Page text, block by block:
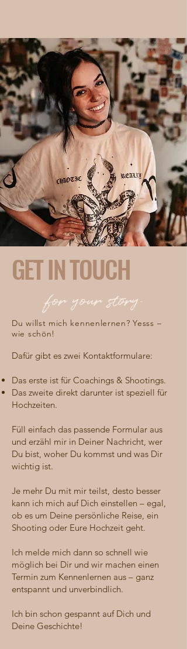
GET IN TOUCH
for your story
Du willst mich kennenlernen?Yesss –
wie schön!
Dafür gibt es zwei Kontaktformulare:
Das erste ist für Coachings & Shootings.
Das zweite direkt darunter ist speziell für
Hochzeiten.
Füll einfach das passende Formular aus
und erzähl mir in Deiner Nachricht, wer
Du bist, woher Du kommst und was Dir
wichtig ist.
Je mehr Du mit mir teilst, desto besser
kann ich mich auf Dich einstellen – egal,
ob es um Deine persönliche Reise, ein
Shooting oder Eure Hochzeit geht.
Ich melde mich dann so schnell wie
möglich bei Dir und wir machen einen
Termin zum Kennenlernen aus – ganz
entspannt und unverbindlich.
Ich bin schon gespannt auf Dich und
Deine Geschichte!